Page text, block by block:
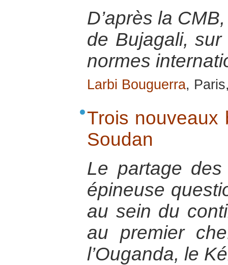
D’après la
de Bujagali,
normes
Larbi Bouguerra,
Trois nouveaux
Soudan
Le partage
épineuse
au sein du
au premier
l’Ouganda, le